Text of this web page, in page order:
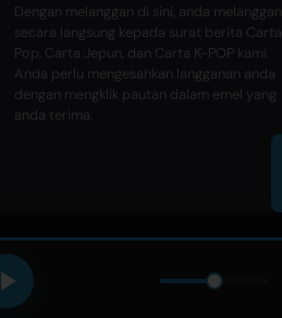
Dengan melanggan di sini, anda melanggan
secara langsung kepada surat berita Carta
Pop, Carta Jepun, dan Carta K-POP kami.
Anda perlu mengesahkan langganan anda
dengan mengklik pautan dalam emel yang
anda terima.
JUNON • Only Hits Japan